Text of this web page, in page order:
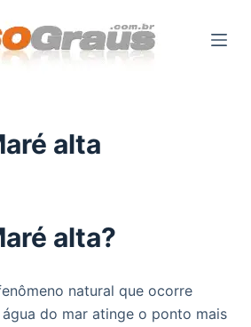
alta
alta?
natural que ocorre
do mar atinge o ponto mais